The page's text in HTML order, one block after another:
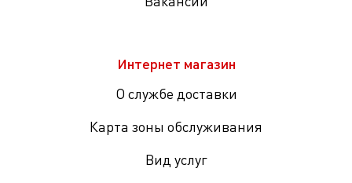
Интернет магазин
О службе доставки
Карта зоны обслуживания
Вид услуг